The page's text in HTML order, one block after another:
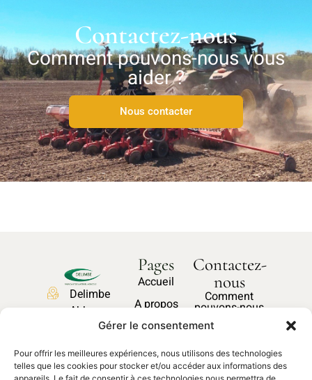
Gérer le consentement
Pour offrir les meilleures expériences, nous utilisons des technologies
telles que les cookies pour stocker et/ou accéder aux informations des
Contactez-nous
Comment pouvons-nous vous
aider ?
Nous contacter
Delimbe
Abbaye
27340,
Pages
Accueil
A propos
Nos produits
Pièces
détachées
Contactez-
nous
Comment
pouvons-nous
vous aider ?
Nous
contacter